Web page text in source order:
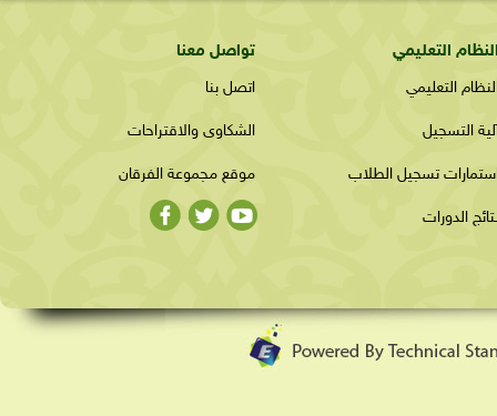
تواصل معنا
اتصل بنا
الشكاوى والاقتراحات
موقع مجموعة الفرقان
التعليمي
التعليمي
التسجيل
تسجيل الطلاب
الدورات